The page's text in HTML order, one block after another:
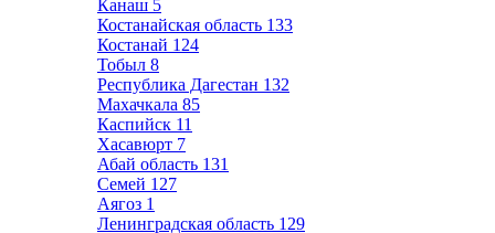
Канаш 5
Костанайская область 133
Костанай 124
Тобыл 8
Республика Дагестан 132
Махачкала 85
Каспийск 11
Хасавюрт 7
Абай область 131
Семей 127
Аягоз 1
Ленинградская область 129